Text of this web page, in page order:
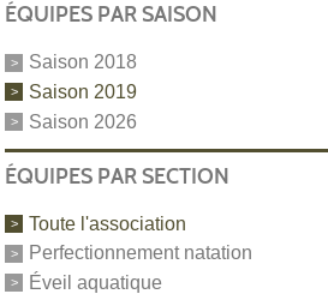
ÉQUIPES PAR SAISON
Saison 2018
Saison 2019
Saison 2026
ÉQUIPES PAR SECTION
Toute l'association
Perfectionnement natation
Éveil aquatique